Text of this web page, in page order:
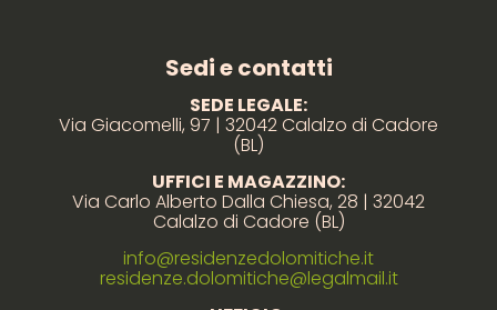
Sedi e contatti
SEDE LEGALE:
Via Giacomelli, 97 | 32042 Calalzo di Cadore
(BL)
UFFICI E MAGAZZINO:
Via Carlo Alberto Dalla Chiesa, 28 | 32042
Calalzo di Cadore (BL)
info@residenzedolomitiche.it
residenze.dolomitiche@legalmail.it